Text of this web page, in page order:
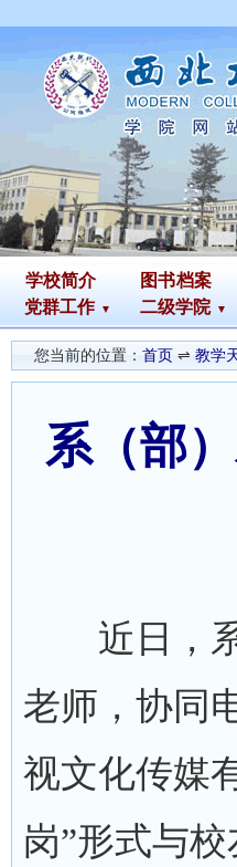
学校简介 图书档案
党群工作
二级学院
您当前的位置： 首页 ⇌ 教学
系（部
近日，系(
老师，协同
视文化传媒
岗”形式与